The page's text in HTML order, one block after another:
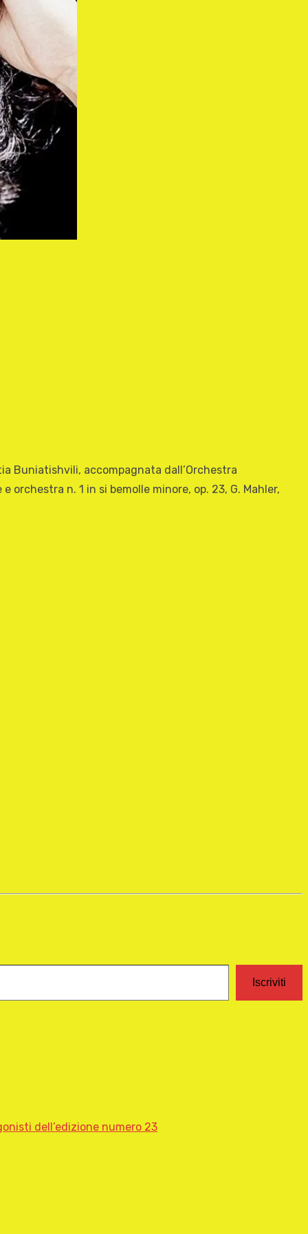
Buniatishvili, accompagnata dall’Orchestra
orchestra n. 1 in si bemolle minore, op. 23, G. Mahler,
Iscriviti
dell’edizione numero 23